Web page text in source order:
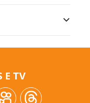
E TV